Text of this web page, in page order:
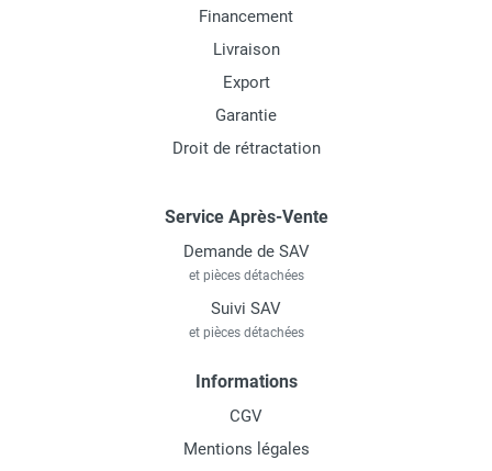
Financement
Livraison
Export
Garantie
Droit de rétractation
Service Après-Vente
Demande de SAV
et pièces détachées
Suivi SAV
et pièces détachées
Informations
CGV
Mentions légales